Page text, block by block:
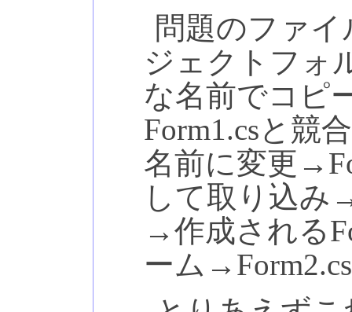
問題のファイ
ジェクトフォ
な名前でコピ
Form1.csと競
名前に変更
して取り込み
→作成される
ーム